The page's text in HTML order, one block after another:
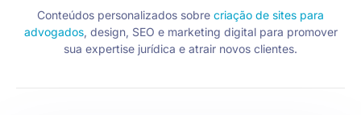
Conteúdos personalizados sobre criação de sites para
advogados, design, SEO e marketing digital para promover
sua expertise jurídica e atrair novos clientes.